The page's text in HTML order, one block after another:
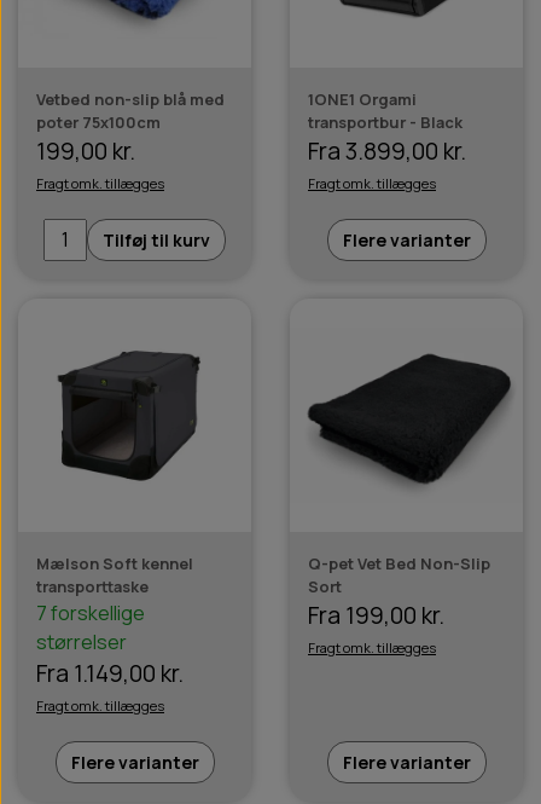
Vetbed non-slip blå med
poter 75x100cm
199,00 kr.
Fragt omk. tillægges
Tilføj til kurv
1ONE1 Orgami
transportbur - Black
Fra 3.899,00 kr.
Fragt omk. tillægges
Flere varianter
Mælson Soft kennel
transporttaske
7 forskellige
størrelser
Fra 1.149,00 kr.
Fragt omk. tillægges
Flere varianter
Q-pet Vet Bed Non-Slip
Sort
Fra 199,00 kr.
Fragt omk. tillægges
Flere varianter